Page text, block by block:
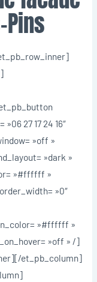
27 17 24 16″
»off »
»dark »
»#ffffff »
»0″
»#ffffff »
»off » /]
et_pb_column]